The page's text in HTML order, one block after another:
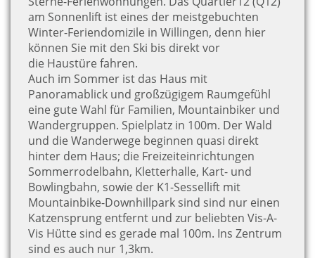
am Sonnenlift ist eines der meistgebuchten
Winter-Feriendomizile in Willingen, denn hier
können Sie mit den Ski bis direkt vor
die Haustüre fahren.
Auch im Sommer ist das Haus mit
Panoramablick und großzügigem Raumgefühl
eine gute Wahl für Familien, Mountainbiker und
Wandergruppen. Spielplatz in 100m. Der Wald
und die Wanderwege beginnen quasi direkt
hinter dem Haus; die Freizeiteinrichtungen
Sommerrodelbahn, Kletterhalle, Kart- und
Bowlingbahn, sowie der K1-Sessellift mit
Mountainbike-Downhillpark sind sind nur einen
Katzensprung entfernt und zur beliebten Vis-A-
Vis Hütte sind es gerade mal 100m. Ins Zentrum
sind es auch nur 1,3km.